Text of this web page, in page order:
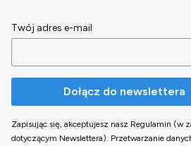
Twój adres e-mail
Dołącz do newslettera
Zapisując się, akceptujesz nasz Regulamin (w
dotyczącym Newslettera). Przetwarzanie